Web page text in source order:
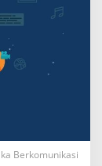
Berkomunikasi